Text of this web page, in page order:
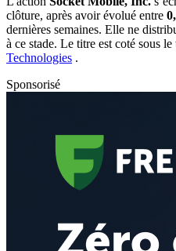
clôture, après avoir évolué entre
dernières semaines. Elle ne
à ce stade. Le titre est coté sous
Technologies .
Sponsorisé